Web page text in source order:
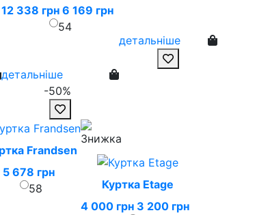
12 338 грн 6 169 грн
54
детальніше
-50%
детальніше
Frandsen
5 678 грн
58
Куртка Etage
4 000 грн 3 200 грн